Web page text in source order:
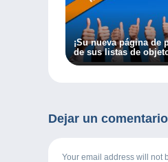
¡Su nueva página de
de sus listas de
dos semanas!
Dejar un comentario
Your email address will not